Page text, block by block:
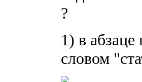
1) в
словом